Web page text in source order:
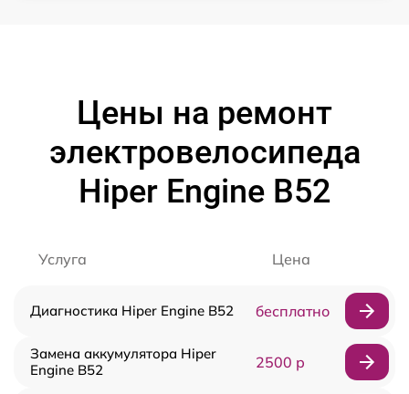
Цены на ремонт
электровелосипеда
Hiper Engine B52
Услуга Цена
Диагностика Hiper Engine B52 бесплатно
Замена аккумулятора Hiper
Engine B52
2500 р